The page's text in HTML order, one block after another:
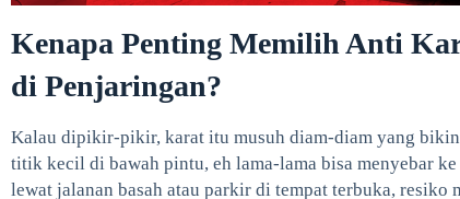
Kenapa Penting Memilih Anti
di Penjaringan?
Kalau dipikir-pikir, karat itu musuh diam-diam yang
titik kecil di bawah pintu, eh lama-lama bisa menyebar
lewat jalanan basah atau parkir di tempat terbuka, resiko